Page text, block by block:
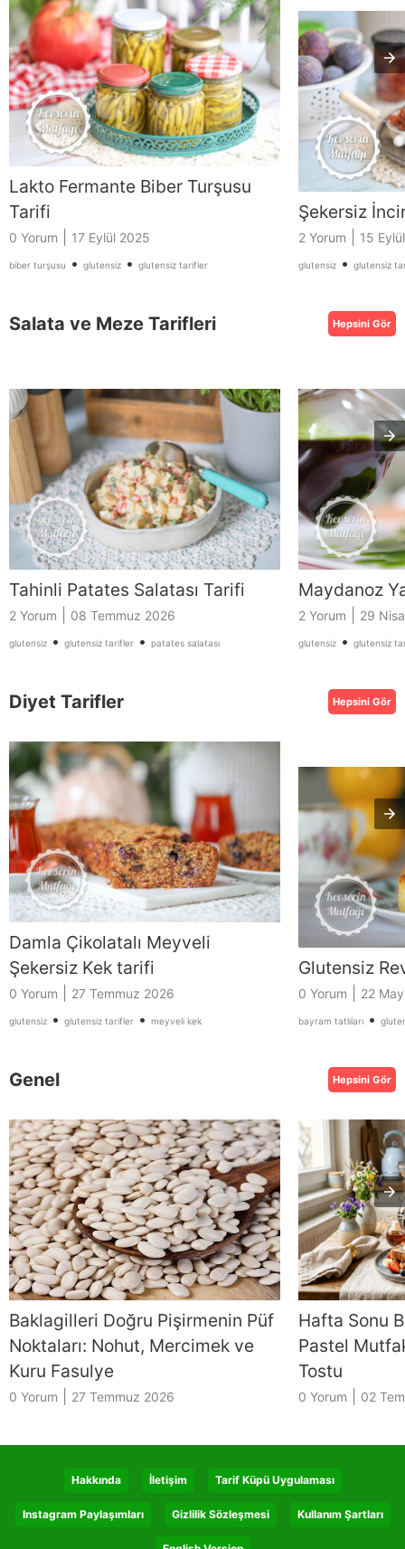
Lakto Fermante Biber Turşusu
Tarifi
0 Yorum 17 Eylül 2025
biber turşusu • glutensiz • glutensiz tarifler
Şekersiz
2 Yorum 15
glutensiz • glutensiz
Salata ve Meze Tarifleri Hepsini Gör
Tahinli Patates Salatası Tarifi
2 Yorum 08 Temmuz 2026
glutensiz • glutensiz tarifler • patates salatası
Maydanoz
2 Yorum 29
glutensiz • glutensiz
Diyet Tarifler Hepsini Gör
Damla Çikolatalı Meyveli
Şekersiz Kek tarifi
0 Yorum 27 Temmuz 2026
glutensiz • glutensiz tarifler • meyveli kek
Glutensiz
0 Yorum 22
bayram tatlıları •
Genel Hepsini Gör
Baklagilleri Doğru Pişirmenin Püf
Noktaları: Nohut, Mercimek ve
Kuru Fasulye
0 Yorum 27 Temmuz 2026
Hafta Sonu
Pastel
Tostu
0 Yorum 02
Hakkında İletişim Tarif Küpü Uygulaması
Instagram Paylaşımları Gizlilik Sözleşmesi Kullanım Şartları